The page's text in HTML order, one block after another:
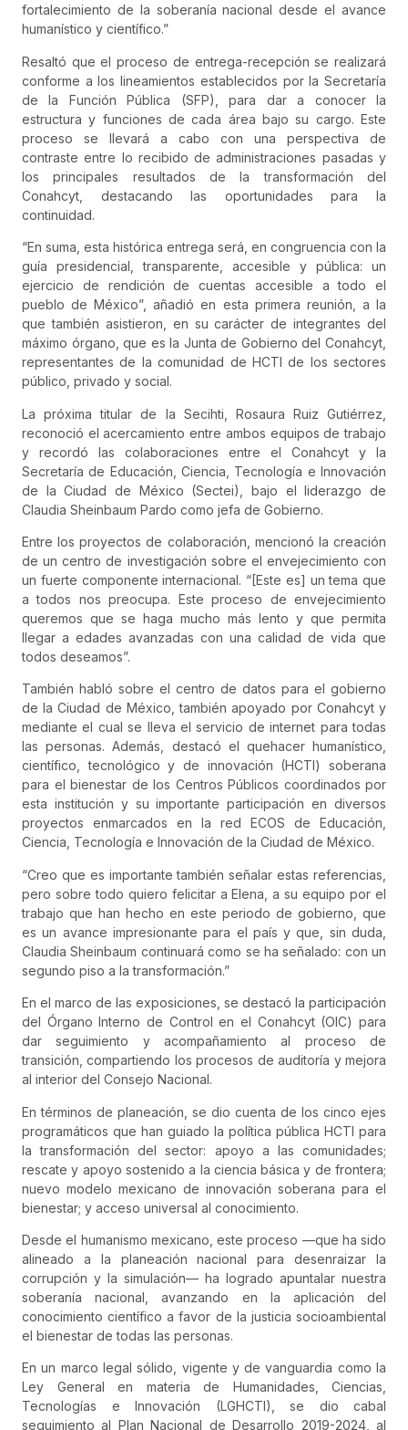
fortalecimiento de la soberanía nacional desde el avance
humanístico y científico.”
Resaltó que el proceso de entrega-recepción se realizará
conforme a los lineamientos establecidos por la Secretaría
de la Función Pública (SFP), para dar a conocer la
estructura y funciones de cada área bajo su cargo. Este
proceso se llevará a cabo con una perspectiva de
contraste entre lo recibido de administraciones pasadas y
los principales resultados de la transformación del
Conahcyt, destacando las oportunidades para la
continuidad.
“En suma, esta histórica entrega será, en congruencia con la
guía presidencial, transparente, accesible y pública: un
ejercicio de rendición de cuentas accesible a todo el
pueblo de México”, añadió en esta primera reunión, a la
que también asistieron, en su carácter de integrantes del
máximo órgano, que es la Junta de Gobierno del Conahcyt,
representantes de la comunidad de HCTI de los sectores
público, privado y social.
La próxima titular de la Secihti, Rosaura Ruiz Gutiérrez,
reconoció el acercamiento entre ambos equipos de trabajo
y recordó las colaboraciones entre el Conahcyt y la
Secretaría de Educación, Ciencia, Tecnología e Innovación
de la Ciudad de México (Sectei), bajo el liderazgo de
Claudia Sheinbaum Pardo como jefa de Gobierno.
Entre los proyectos de colaboración, mencionó la creación
de un centro de investigación sobre el envejecimiento con
un fuerte componente internacional. “[Este es] un tema que
a todos nos preocupa. Este proceso de envejecimiento
queremos que se haga mucho más lento y que permita
llegar a edades avanzadas con una calidad de vida que
todos deseamos”.
También habló sobre el centro de datos para el gobierno
de la Ciudad de México, también apoyado por Conahcyt y
mediante el cual se lleva el servicio de internet para todas
las personas. Además, destacó el quehacer humanístico,
científico, tecnológico y de innovación (HCTI) soberana
para el bienestar de los Centros Públicos coordinados por
esta institución y su importante participación en diversos
proyectos enmarcados en la red ECOS de Educación,
Ciencia, Tecnología e Innovación de la Ciudad de México.
“Creo que es importante también señalar estas referencias,
pero sobre todo quiero felicitar a Elena, a su equipo por el
trabajo que han hecho en este periodo de gobierno, que
es un avance impresionante para el país y que, sin duda,
Claudia Sheinbaum continuará como se ha señalado: con un
segundo piso a la transformación.”
En el marco de las exposiciones, se destacó la participación
del Órgano Interno de Control en el Conahcyt (OIC) para
dar seguimiento y acompañamiento al proceso de
transición, compartiendo los procesos de auditoría y mejora
al interior del Consejo Nacional.
En términos de planeación, se dio cuenta de los cinco ejes
programáticos que han guiado la política pública HCTI para
la transformación del sector: apoyo a las comunidades;
rescate y apoyo sostenido a la ciencia básica y de frontera;
nuevo modelo mexicano de innovación soberana para el
bienestar; y acceso universal al conocimiento.
Desde el humanismo mexicano, este proceso —que ha sido
alineado a la planeación nacional para desenraizar la
corrupción y la simulación— ha logrado apuntalar nuestra
soberanía nacional, avanzando en la aplicación del
conocimiento científico a favor de la justicia socioambiental
el bienestar de todas las personas.
En un marco legal sólido, vigente y de vanguardia como la
Ley General en materia de Humanidades, Ciencias,
Tecnologías e Innovación (LGHCTI), se dio cabal
seguimiento al Plan Nacional de Desarrollo 2019-2024, al